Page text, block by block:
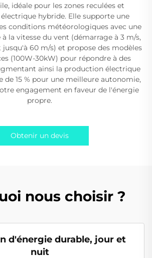
idéale pour les zones reculées et
hybride. Elle supporte une
conditions météorologiques avec une
la vitesse du vent (démarrage à 3 m/s,
jusqu'à 60 m/s) et propose des modèles
(100W-30kW) pour répondre à des
ainsi la production électrique
de 15 % pour une meilleure autonomie,
engagement en faveur de l'énergie
propre.
Obtenir un devis
nous choisir ?
d'énergie durable, jour et
nuit